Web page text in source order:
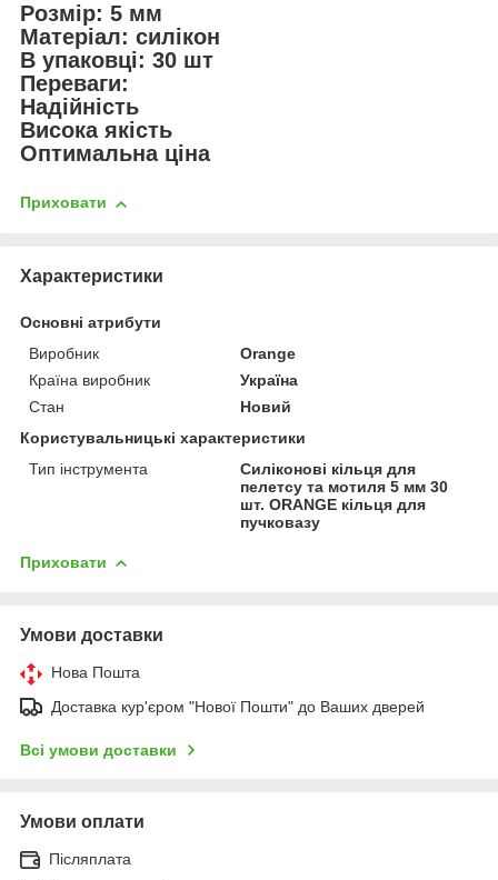
Розмір: 5 мм
Матеріал: силікон
В упаковці: 30 шт
Переваги:
Надійність
Висока якість
Оптимальна ціна
Приховати
Характеристики
Основні атрибути
Виробник
Orange
Країна виробник
Україна
Стан
Новий
Користувальницькі характеристики
Тип інструмента
Силіконові кільця для
пелетсу та мотиля 5 мм 30
шт. ORANGE кільця для
пучковазу
Приховати
Умови доставки
Нова Пошта
Доставка кур'єром "Нової Пошти" до Ваших дверей
Всі умови доставки
Умови оплати
Післяплата